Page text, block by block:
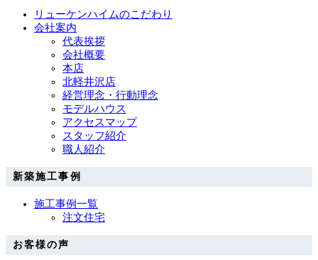
リューケンハイムのこだわり
会社案内
代表挨拶
会社概要
本店
北軽井沢店
経営理念・行動理念
モデルハウス
アクセスマップ
スタッフ紹介
職人紹介
新築施工事例
施工事例一覧
注文住宅
お客様の声